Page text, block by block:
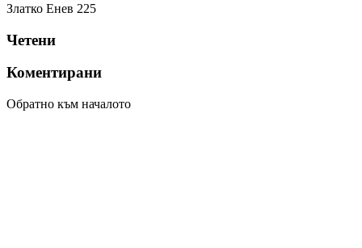
Златко Енев 225
Четени
Коментирани
Обратно към началото